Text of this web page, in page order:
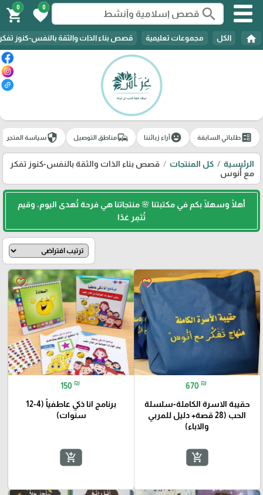
search
0
favorite
0
shopping_cart
home الكل مجموعات تعليمية قصص بناء الذات والثقة بالنفس-كنوز
ballotطلباتي السابقة emoji_emotionsآراء زبائننا commuteمناطق التوصيل securityسياسة المتجر
الرئيسية كل المنتجات
قصص بناء الذات والثقة بالنفس-كنوز تفكر
مع أنوس
أهلًا وسهلًا بكم في مكتبتنا 🌸 منتجاتنا هي فرحة تُهدى اليوم، وقيم
تُثمِر غدًا
favorite_border
670 ₪
حقيبة الاسرة الكاملة-سلسلة
الحب (28 قصة+ دليل للمربي
والاباء)
add_shopping_cart
favorite_border
150 ₪
برنامج انا ذكي عاطفياً (4-12
سنوات)
add_shopping_cart